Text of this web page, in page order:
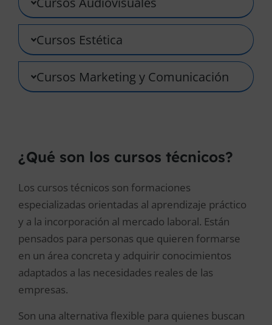
Cursos Estética
Cursos Marketing y Comunicación
¿Qué son los cursos técnicos?
Los cursos técnicos son formaciones
especializadas orientadas al aprendizaje práctico
y a la incorporación al mercado laboral. Están
pensados para personas que quieren formarse
en un área concreta y adquirir conocimientos
adaptados a las necesidades reales de las
empresas.
Son una alternativa flexible para quienes buscan